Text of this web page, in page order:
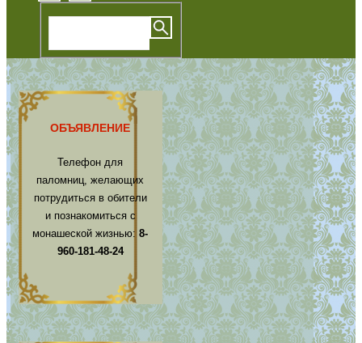
ОБЪЯВЛЕНИЕ
Телефон для
паломниц, желающих
потрудиться в обители
и познакомиться с
монашеской жизнью:8-
960-181-48-24